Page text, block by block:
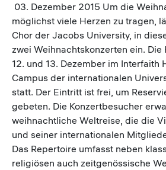
03. Dezember 2015 Um die
möglichst viele Herzen zu tragen,
Chor der Jacobs University, in
zwei Weihnachtskonzerten ein. Die
12. und 13. Dezember im Interfaith
Campus der internationalen
statt. Der Eintritt ist frei, um
gebeten. Die Konzertbesucher
weihnachtliche Weltreise, die die
und seiner internationalen
Das Repertoire umfasst neben
religiösen auch zeitgenössische